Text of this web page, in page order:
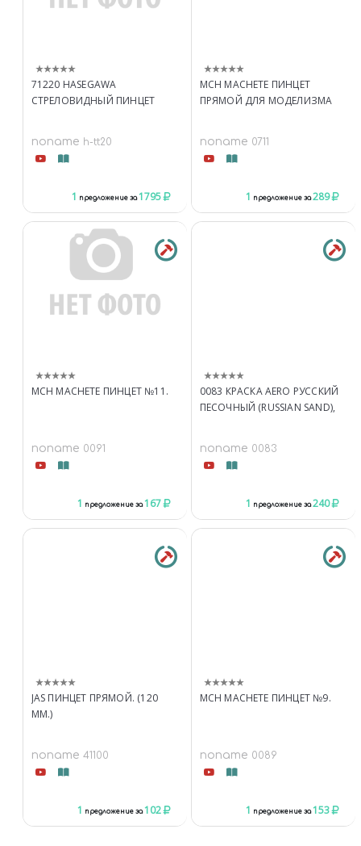
71220 HASEGAWA
СТРЕЛОВИДНЫЙ ПИНЦЕТ
noname h-tt20
1 предложение за1795
MCH MACHETE ПИНЦЕТ
ПРЯМОЙ ДЛЯ МОДЕЛИЗМА
noname 0711
1 предложение за289
MCH MACHETE ПИНЦЕТ №11.
noname 0091
1 предложение за167
0083 КРАСКА AERO РУССКИЙ
ПЕСОЧНЫЙ (RUSSIAN SAND),
noname 0083
1 предложение за240
JAS ПИНЦЕТ ПРЯМОЙ. (120
ММ.)
noname 41100
1 предложение за102
MCH MACHETE ПИНЦЕТ №9.
noname 0089
1 предложение за153